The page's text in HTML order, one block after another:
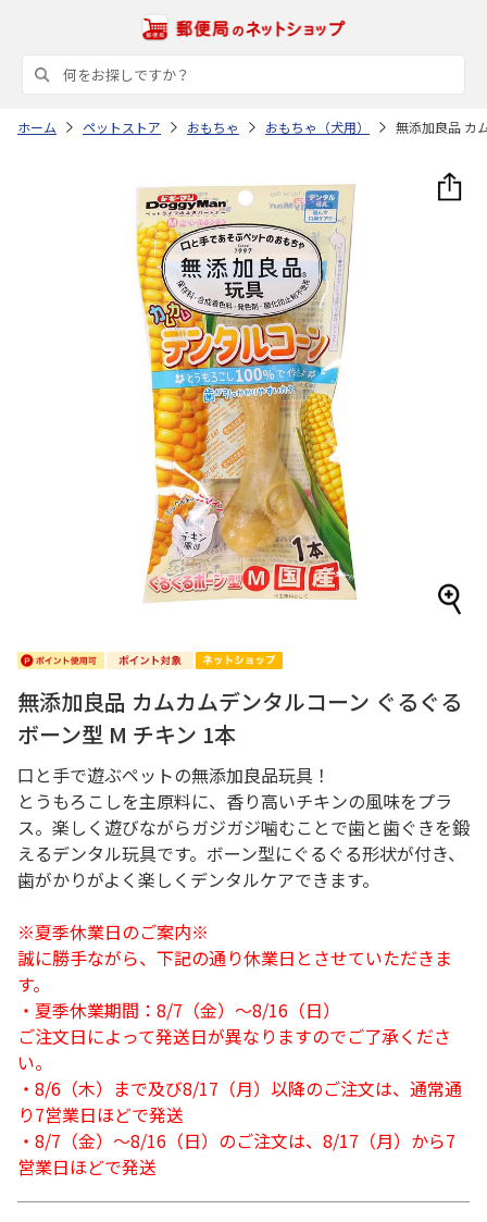
ホーム ペットストア おもちゃ おもちゃ（犬用） 無添加良品 カ
無添加良品 カムカムデンタルコーン ぐるぐる
ボーン型 M チキン 1本
口と手で遊ぶペットの無添加良品玩具！
とうもろこしを主原料に、香り高いチキンの風味をプラ
ス。楽しく遊びながらガジガジ噛むことで歯と歯ぐきを鍛
えるデンタル玩具です。ボーン型にぐるぐる形状が付き、
歯がかりがよく楽しくデンタルケアできます。
※夏季休業日のご案内※
誠に勝手ながら、下記の通り休業日とさせていただきま
す。
・夏季休業期間：8/7（金）～8/16（日）
ご注文日によって発送日が異なりますのでご了承くださ
い。
・8/6（木）まで及び8/17（月）以降のご注文は、通常通
り7営業日ほどで発送
・8/7（金）～8/16（日）のご注文は、8/17（月）から7
営業日ほどで発送